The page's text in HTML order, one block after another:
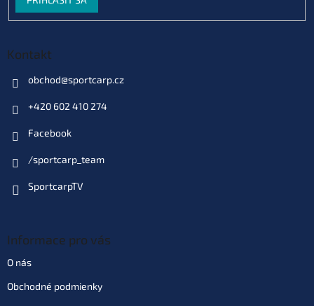
Kontakt
obchod@sportcarp.cz
+420 602 410 274
Facebook
/sportcarp_team
SportcarpTV
Informace pro vás
O nás
Obchodné podmienky